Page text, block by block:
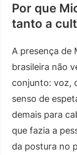
Por que
tanto a
A presença de
brasileira não
conjunto: voz,
senso de
demais para
que fazia a
da postura no